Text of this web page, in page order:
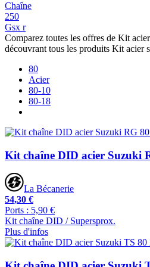
Chaîne
250
Gsx r
Comparez toutes les offres de Kit
découvrant tous les produits Kit acier
80
Acier
80-10
80-18
Kit chaîne DID acier Suzuki
La Bécanerie
54,30 €
Ports : 5,90 €
Kit chaîne DID / Supersprox.
Plus d'infos